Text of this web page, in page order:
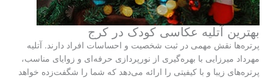
بهترین آتلیه عکاسی کودک در کرج
پرتره‌ها نقش مهمی در ثبت شخصیت و احساسات افراد دارند. آتلیه
مهرداد میرزایی با بهره‌گیری از نورپردازی حرفه‌ای و زوایای مناسب،
پرتره‌های زیبا و با کیفیتی را ارائه می‌دهد که شما را شگفت‌زده خواهد